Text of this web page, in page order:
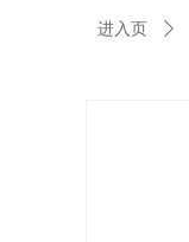
进入页 ꄲ